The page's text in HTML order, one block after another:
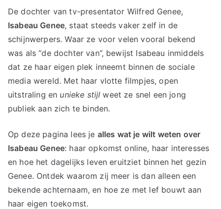
De dochter van tv-presentator Wilfred Genee,
Isabeau Genee, staat steeds vaker zelf in de
schijnwerpers. Waar ze voor velen vooral bekend
was als “de dochter van”, bewijst Isabeau inmiddels
dat ze haar eigen plek inneemt binnen de sociale
media wereld. Met haar vlotte filmpjes, open
uitstraling en unieke stijl weet ze snel een jong
publiek aan zich te binden.
Op deze pagina lees je alles wat je wilt weten over
Isabeau Genee: haar opkomst online, haar interesses
en hoe het dagelijks leven eruitziet binnen het gezin
Genee. Ontdek waarom zij meer is dan alleen een
bekende achternaam, en hoe ze met lef bouwt aan
haar eigen toekomst.